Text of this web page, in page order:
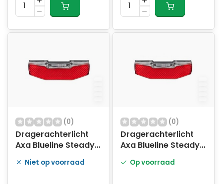
(0)
Dragerachterlicht
Axa Blueline Steady
50mm
(werkplaatsdoos Ã
Niet op voorraad
(0)
Dragerachterlicht
Axa Blueline Steady
(werkplaatsdoos Ã
Op voorraad